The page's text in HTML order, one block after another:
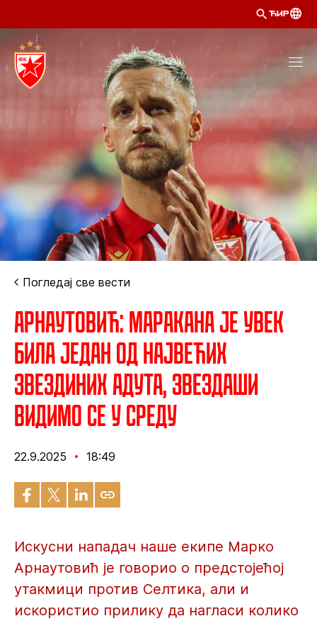
ЋИР
Погледај све вести
Арнаутовић: Маракана је увек
била један од највећих
Звездиних адута, звездаши
видимо се у среду
22.9.2025 18:49
Искусни нападач наше екипе Марко
Арнаутовић је говорио о предстојећој
утакмици против Селтика, али и
искористио прилику да нагласи колико